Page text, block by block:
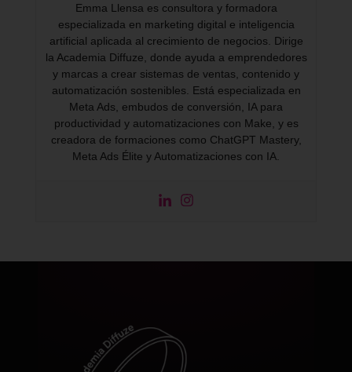
Emma Llensa es consultora y formadora
especializada en marketing digital e inteligencia
artificial aplicada al crecimiento de negocios. Dirige
la Academia Diffuze, donde ayuda a emprendedores
y marcas a crear sistemas de ventas, contenido y
automatización sostenibles. Está especializada en
Meta Ads, embudos de conversión, IA para
productividad y automatizaciones con Make, y es
creadora de formaciones como ChatGPT Mastery,
Meta Ads Élite y Automatizaciones con IA.